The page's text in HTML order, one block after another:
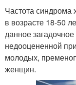
Частота синдрома
в возрасте 18-50
данное
недооцененной
молодых,
женщин.